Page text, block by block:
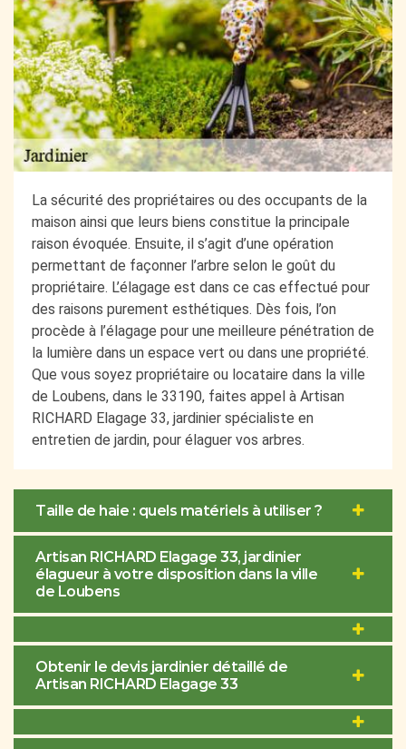
La sécurité des propriétaires ou des occupants de la
maison ainsi que leurs biens constitue la principale
raison évoquée. Ensuite, il s’agit d’une opération
permettant de façonner l’arbre selon le goût du
propriétaire. L’élagage est dans ce cas effectué pour
des raisons purement esthétiques. Dès fois, l’on
procède à l’élagage pour une meilleure pénétration de
la lumière dans un espace vert ou dans une propriété.
Que vous soyez propriétaire ou locataire dans la ville
de Loubens, dans le 33190, faites appel à Artisan
RICHARD Elagage 33, jardinier spécialiste en
entretien de jardin, pour élaguer vos arbres.
Taille de haie : quels matériels à utiliser ?
Artisan RICHARD Elagage 33, jardinier
élagueur à votre disposition dans la ville
de Loubens
Obtenir le devis jardinier détaillé de
Artisan RICHARD Elagage 33